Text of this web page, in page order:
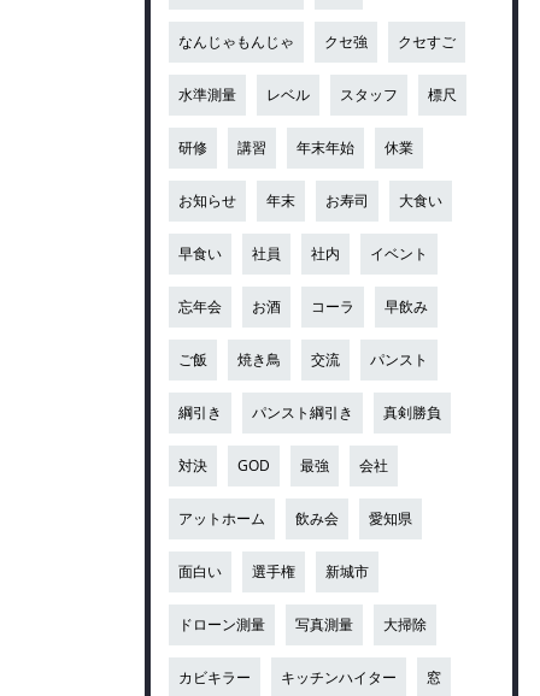
なんじゃもんじゃ クセ強 クセすご
水準測量 レベル スタッフ 標尺
研修 講習 年末年始 休業
お知らせ 年末 お寿司 大食い
早食い 社員 社内 イベント
忘年会 お酒 コーラ 早飲み
ご飯 焼き鳥 交流 パンスト
綱引き パンスト綱引き 真剣勝負
対決 GOD 最強 会社
アットホーム 飲み会 愛知県
面白い 選手権 新城市
ドローン測量 写真測量 大掃除
カビキラー キッチンハイター 窓